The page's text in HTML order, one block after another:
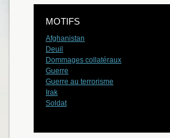
MOTIFS
Afghanistan
Deuil
Dommages collatéraux
Guerre
Guerre au terrorisme
Irak
Soldat